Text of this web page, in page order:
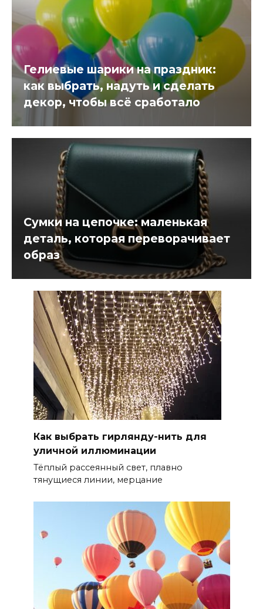
Гелиевые шарики на праздник:
как выбрать, надуть и сделать
декор, чтобы всё сработало
Сумки на цепочке: маленькая
деталь, которая переворачивает
образ
Как выбрать гирлянду-нить для
уличной иллюминации
Тёплый рассеянный свет, плавно
тянущиеся линии, мерцание